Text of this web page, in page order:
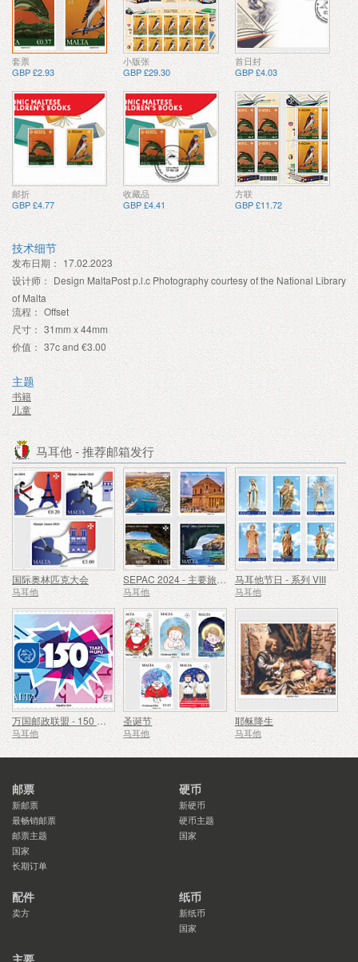
套票
GBP £2.93
小版张
GBP £29.30
首日封
GBP £4.03
邮折
GBP £4.77
收藏品
GBP £4.41
方联
GBP £11.72
技术细节
发布日期： 17.02.2023
设计师： Design MaltaPost p.l.c Photography courtesy of the National Library
of Malta
流程： Offset
尺寸： 31mm x 44mm
价值： 37c and €3.00
主题
书籍
儿童
马耳他 - 推荐邮箱发行
国际奥林匹克大会
马耳他
SEPAC 2024 - 主要旅游景点
马耳他
马耳他节日 - 系列 VIII
马耳他
万国邮政联盟 - 150 周年
马耳他
圣诞节
马耳他
耶稣降生
马耳他
邮票
新邮票
最畅销邮票
邮票主题
国家
长期订单
硬币
新硬币
硬币主题
国家
配件
卖方
纸币
新纸币
国家
主要